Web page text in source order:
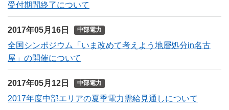
受付期間終了について
2017年05月16日 中部電力
全国シンポジウム「いま改めて考えよう地層処分in名古
屋」の開催について
2017年05月12日 中部電力
2017年度中部エリアの夏季電力需給見通しについて